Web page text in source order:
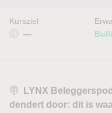
Kursziel
—
LYNX
dendert door: dit is